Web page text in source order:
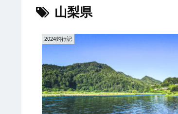
山梨県
2024釣行記